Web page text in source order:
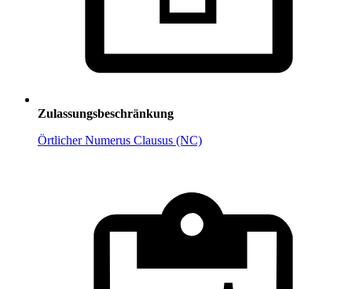
Zulassungsbeschränkung
Örtlicher Numerus Clausus (NC)